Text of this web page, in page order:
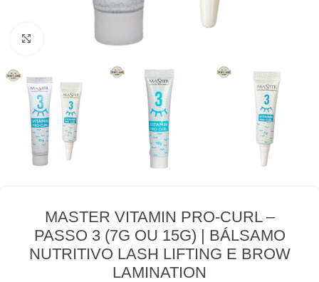
Clique para expandir
MASTER VITAMIN PRO-CURL –
PASSO 3 (7G OU 15G) | BÁLSAMO
NUTRITIVO LASH LIFTING E BROW
LAMINATION